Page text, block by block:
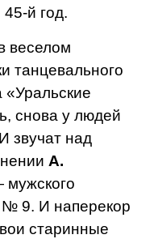
й год.
веселом
танцевального
«Уральские
снова у людей
звучат над
А.
№ 9. И наперекор
старинные